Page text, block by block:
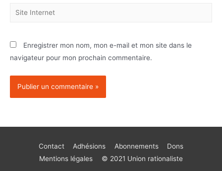
Enregistrer mon nom, mon e-mail et mon site dans le
navigateur pour mon prochain commentaire.
Contact Adhésions Abonnements
Dons
Mentions légales
© 2021 Union rationaliste